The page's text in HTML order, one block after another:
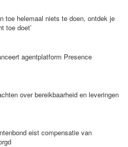
toe helemaal niets te doen, ontdek je
toe doet’
agentplatform Presence
over bereikbaarheid en leveringen
eist compensatie van